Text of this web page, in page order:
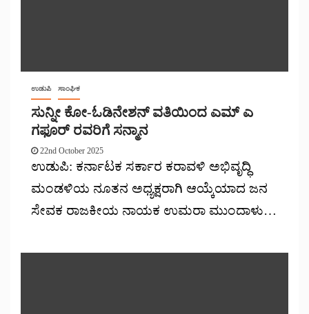
ಉಡುಪಿ ಸಾಂಘಿಕ
ಸುನ್ನೀ ಕೋ-ಓಡಿನೇಶನ್ ವತಿಯಿಂದ ಎಮ್ ಎ
ಗಫೂರ್ ರವರಿಗೆ ಸನ್ಮಾನ
22nd October 2025
ಉಡುಪಿ: ಕರ್ನಾಟಕ ಸರ್ಕಾರ ಕರಾವಳಿ ಅಭಿವೃದ್ಧಿ
ಮಂಡಳಿಯ ನೂತನ ಅಧ್ಯಕ್ಷರಾಗಿ ಆಯ್ಕೆಯಾದ ಜನ
ಸೇವಕ ರಾಜಕೀಯ ನಾಯಕ ಉಮರಾ ಮುಂದಾಳು…